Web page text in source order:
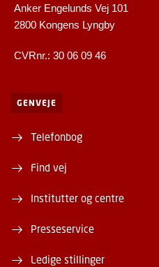
Anker Engelunds Vej 101
2800 Kongens Lyngby
CVRnr.: 30 06 09 46
GENVEJE
Telefonbog
Find vej
Institutter og centre
Presseservice
Ledige stillinger